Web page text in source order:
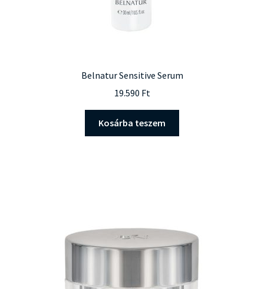
Belnatur Sensitive Serum
19.590 Ft
Kosárba teszem